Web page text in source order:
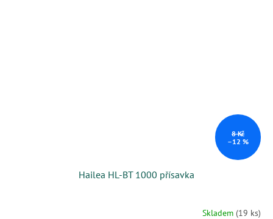
8 Kč
–12 %
Hailea HL-BT 1000 přísavka
Skladem (19 ks)